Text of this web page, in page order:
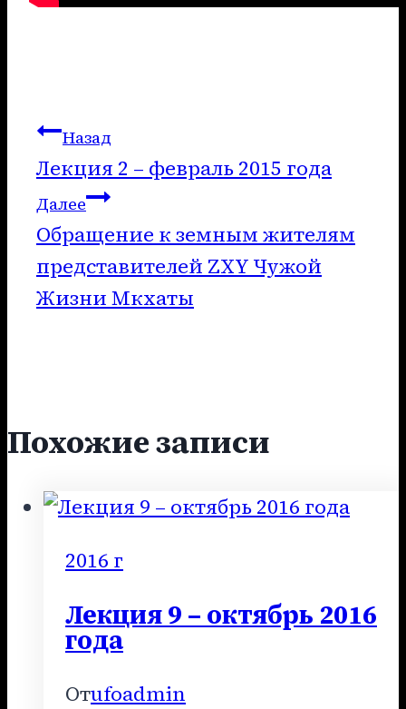
Навигация
по
записям
Назад
Лекция 2 – февраль 2015 года
Далее
Обращение к земным жителям
представителей ZXY Чужой
Жизни Мкхаты
Похожие записи
2016 г
Лекция 9 – октябрь 2016
года
Отufoadmin